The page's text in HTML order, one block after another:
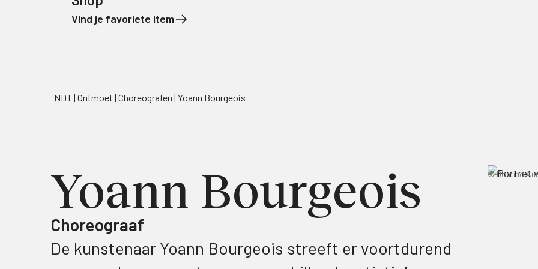
Vind je favoriete item
NDT Ontmoet Choreografen Yoann Bourgeois
Yoann Bourgeois
Choreograaf
De kunstenaar Yoann Bourgeois streeft er voortdurend
© Domino